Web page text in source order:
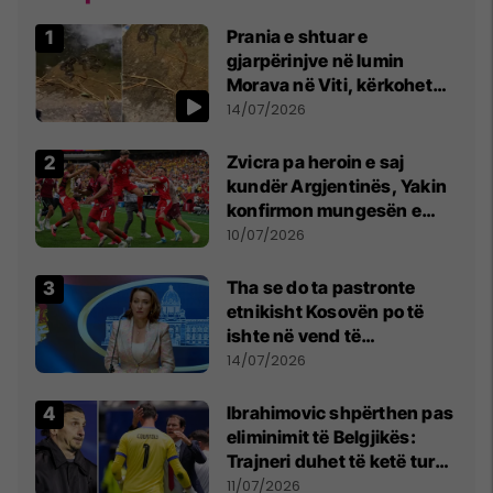
Prania e shtuar e
gjarpërinjve në lumin
Morava në Viti, kërkohet
kujdes nga qytetarët
14/07/2026
Zvicra pa heroin e saj
kundër Argjentinës, Yakin
konfirmon mungesën e
madhe
10/07/2026
Tha se do ta pastronte
etnikisht Kosovën po të
ishte në vend të
Millosheviqit, Lëvizja e
kërkon shkarkimin e
menjëhershëm të
Snezhana Paunoviq
14/07/2026
Ibrahimovic shpërthen pas
eliminimit të Belgjikës:
Trajneri duhet të ketë turp,
ai lojtar se meritoi të luante
11/07/2026